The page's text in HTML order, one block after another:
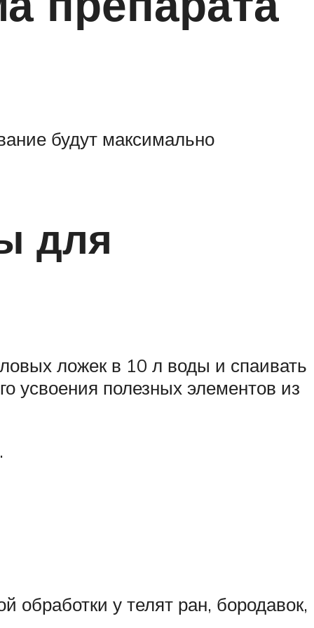
будут максимально
для
ложек в 10 л воды и спаивать
усвоения полезных элементов из
обработки у телят ран, бородавок,